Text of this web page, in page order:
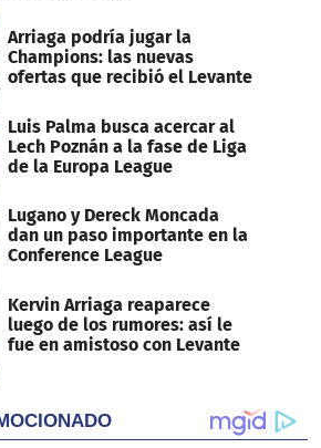
Arriaga podría jugar la
Champions: las nuevas
ofertas que recibió el Levante
Luis Palma busca acercar al
Lech Poznán a la fase de Liga
de la Europa League
Lugano y Dereck Moncada
dan un paso importante en la
Conference League
Kervin Arriaga reaparece
luego de los rumores: así le
fue en amistoso con Levante